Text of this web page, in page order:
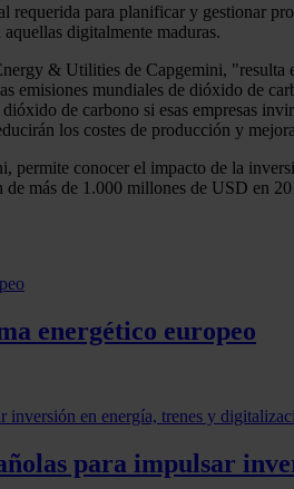
para planificar y gestionar
digitalmente maduras.
& Utilities de Capgemini,
emisiones mundiales de dióxido de
de carbono si esas empresas
los costes de producción y
conocer el impacto de la
más de 1.000 millones de USD en
energético europeo
para impulsar